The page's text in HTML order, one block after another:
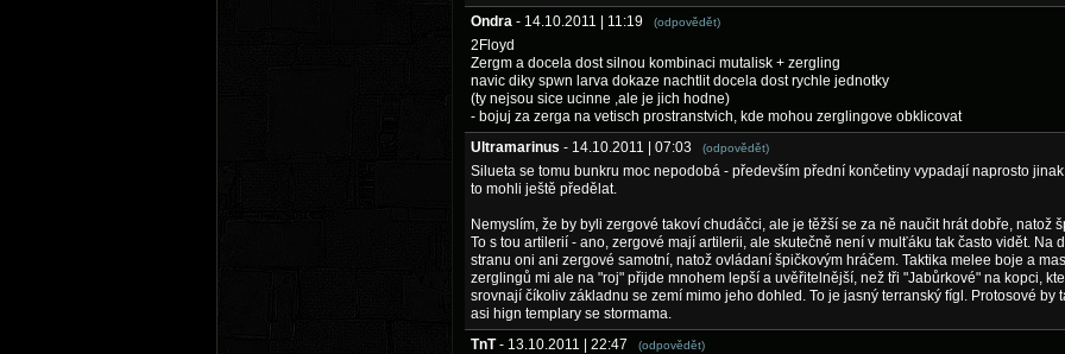
Ondra - 14.10.2011 | 11:19 (odpovědět)
2Floyd
Zergm a docela dost silnou kombinaci mutalisk + zergling
navic diky spwn larva dokaze nachtlit docela dost rychle jednotky
(ty nejsou sice ucinne ,ale je jich hodne)
- bojuj za zerga na vetisch prostranstvich, kde mohou zerglingove obklicovat
Ultramarinus - 14.10.2011 | 07:03 (odpovědět)
Silueta se tomu bunkru moc nepodobá - především přední končetiny vypadají naprosto
to mohli ještě předělat.
Nemyslím, že by byli zergové takoví chudáčci, ale je těžší se za ně naučit hrát dobře, natož
To s tou artilerií - ano, zergové mají artilerii, ale skutečně není v mulťáku tak často vidět. Na
stranu oni ani zergové samotní, natož ovládaní špičkovým hráčem. Taktika melee boje a
zerglingů mi ale na "roj" přijde mnohem lepší a uvěřitelnější, než tři "Jabůrkové" na kopci,
srovnají číkoliv základnu se zemí mimo jeho dohled. To je jasný terranský fígl. Protosové by
asi hign templary se stormama.
TnT - 13.10.2011 | 22:47 (odpovědět)